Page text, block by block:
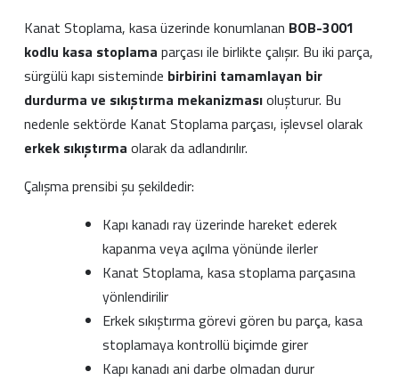
Kanat Stoplama, kasa üzerinde konumlanan BOB-3001
kodlu kasa stoplama parçası ile birlikte çalışır. Bu iki parça,
sürgülü kapı sisteminde birbirini tamamlayan bir
durdurma ve sıkıştırma mekanizmasıoluşturur. Bu
nedenle sektörde Kanat Stoplama parçası, işlevsel olarak
erkek sıkıştırma olarak da adlandırılır.
Çalışma prensibi şu şekildedir:
Kapı kanadı ray üzerinde hareket ederek
kapanma veya açılma yönünde ilerler
Kanat Stoplama, kasa stoplama parçasına
yönlendirilir
Erkek sıkıştırma görevi gören bu parça, kasa
stoplamaya kontrollü biçimde girer
Kapı kanadı ani darbe olmadan durur